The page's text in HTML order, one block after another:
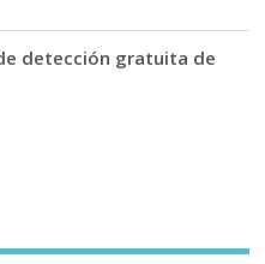
detección gratuita de